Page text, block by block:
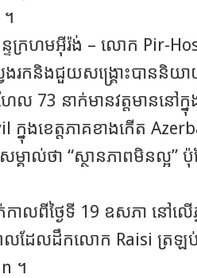
។
ចន្ទក្រហមអុីរ៉ង់ – លោក Pir-
ែងរកនិងជួយសង្គ្រោះបាននិយ
ល 73 នាក់មានវត្តមាននៅក្
ក្នុងខេត្តភាគខាងកើត
គាល់ថា “ស្ថានភាពមិនល្អ”
ក់កាលពីថ្ងៃទី 19 ឧសភា នៅលើ
ដែលដឹកលោក Raisi ត្រឡប់ពី
។